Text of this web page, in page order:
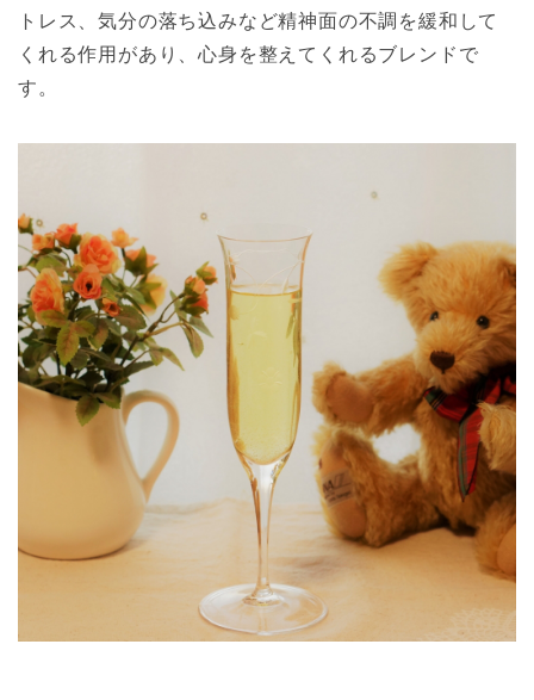
トレス、気分の落ち込みなど精神面の不調を緩和して
くれる作用があり、心身を整えてくれるブレンドで
す。